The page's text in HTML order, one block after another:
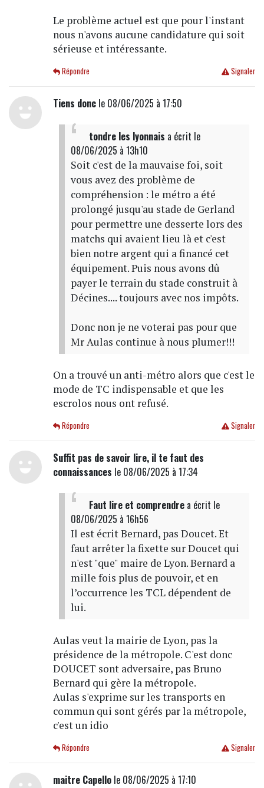
Le problème actuel est que pour l'instant
nous n'avons aucune candidature qui soit
sérieuse et intéressante.
Signaler
Répondre
Tiens doncle 08/06/2025 à 17:50
tondre les lyonnais a écrit le
08/06/2025 à 13h10
Soit c'est de la mauvaise foi, soit
vous avez des problème de
compréhension : le métro a été
prolongé jusqu'au stade de Gerland
pour permettre une desserte lors des
matchs qui avaient lieu là et c'est
bien notre argent qui a financé cet
équipement. Puis nous avons dû
payer le terrain du stade construit à
Décines.... toujours avec nos impôts.
Donc non je ne voterai pas pour que
Mr Aulas continue à nous plumer!!!
On a trouvé un anti-métro alors que c'est le
mode de TC indispensable et que les
escrolos nous ont refusé.
Signaler
Répondre
Suffit pas de savoir lire, il te faut des
connaissances le 08/06/2025 à 17:34
Faut lire et comprendrea écrit le
08/06/2025 à 16h56
Il est écrit Bernard, pas Doucet. Et
faut arrêter la fixette sur Doucet qui
n'est "que" maire de Lyon. Bernard a
mille fois plus de pouvoir, et en
l’occurrence les TCL dépendent de
lui.
Aulas veut la mairie de Lyon, pas la
présidence de la métropole. C'est donc
DOUCET sont adversaire, pas Bruno
Bernard qui gère la métropole.
Aulas s'exprime sur les transports en
commun qui sont gérés par la métropole,
c'est un idio
Signaler
Répondre
maitre Capellole 08/06/2025 à 17:10